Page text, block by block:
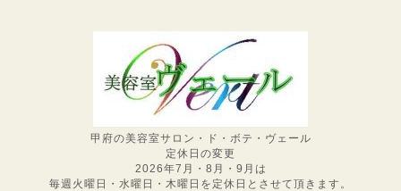
甲府の美容室サロン・ド・ボテ・ヴェール
定休日の変更
2026年7月・8月・9月は
毎週火曜日・水曜日・木曜日を定休日とさせて頂きます。